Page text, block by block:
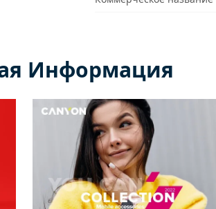
Информация